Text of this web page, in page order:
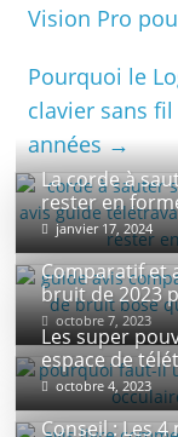
Vision Pro
Pourquoi le
clavier sans
années→
La corde à
rester en
janvier 17, 2024
Comparatif et
bruit de 2023
octobre 7, 2023
Les super
espace de
octobre 4, 2023
Conseil : Les